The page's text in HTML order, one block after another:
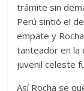
trámite sin
Perú sintió el
empate y
tanteador en la
juvenil celeste
Así Rocha se